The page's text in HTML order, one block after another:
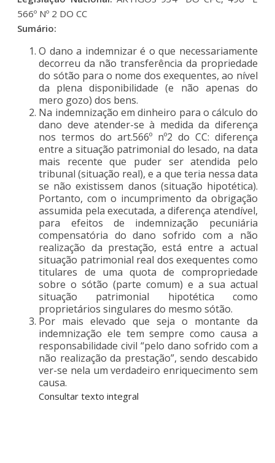
566º Nº 2 DO CC
Sumário:
O dano a indemnizar é o que necessariamente
decorreu da não transferência da propriedade
do sótão para o nome dos exequentes, ao nível
da plena disponibilidade (e não apenas do
mero gozo) dos bens.
Na indemnização em dinheiro para o cálculo do
dano deve atender-se à medida da diferença
nos termos do art.566º nº2 do CC: diferença
entre a situação patrimonial do lesado, na data
mais recente que puder ser atendida pelo
tribunal (situação real), e a que teria nessa data
se não existissem danos (situação hipotética).
Portanto, com o incumprimento da obrigação
assumida pela executada, a diferença atendível,
para efeitos de indemnização pecuniária
compensatória do dano sofrido com a não
realização da prestação, está entre a actual
situação patrimonial real dos exequentes como
titulares de uma quota de compropriedade
sobre o sótão (parte comum) e a sua actual
situação patrimonial hipotética como
proprietários singulares do mesmo sótão.
Por mais elevado que seja o montante da
indemnização ele tem sempre como causa a
responsabilidade civil “pelo dano sofrido com a
não realização da prestação”, sendo descabido
ver-se nela um verdadeiro enriquecimento sem
causa.
Consultar texto integral